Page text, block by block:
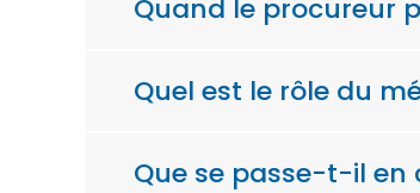
Quand le procureur
Quel est le rôle du
Que se passe-t-il en